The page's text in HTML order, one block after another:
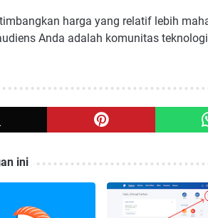
harga yang relatif lebih
Anda adalah komunitas
ini